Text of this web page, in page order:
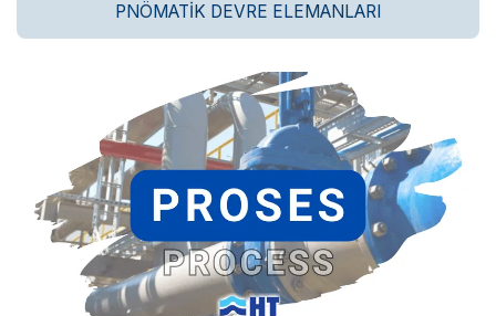
PNÖMATIK DEVRE ELEMANLARI